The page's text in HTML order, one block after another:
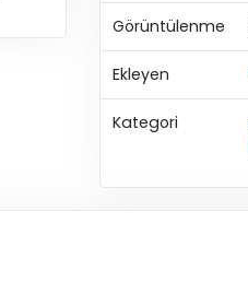
Görüntülenme
Ekleyen
Kategori